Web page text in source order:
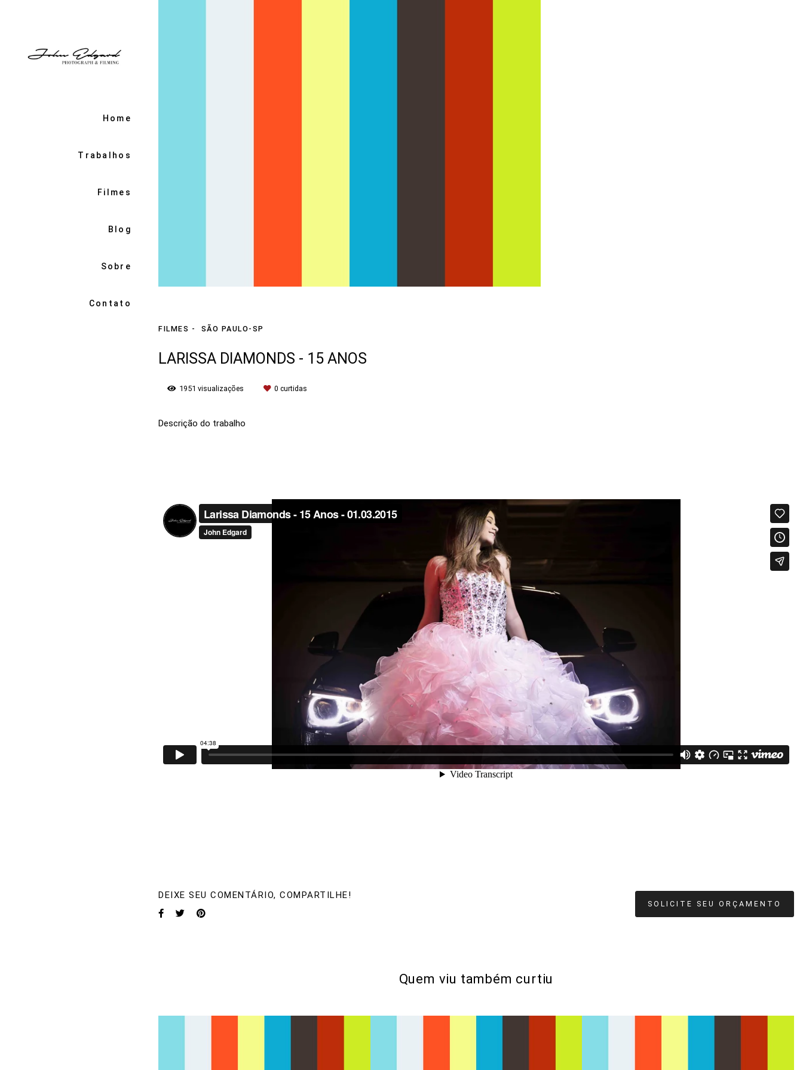
Home
Trabalhos
Filmes
Blog
Sobre
Contato
FILMES SÃO PAULO-SP
LARISSA DIAMONDS - 15 ANOS
1951 visualizações 0 curtidas
Descrição do trabalho
DEIXE SEU COMENTÁRIO, COMPARTILHE!
SOLICITE SEU ORÇAMENTO
Quem viu também curtiu